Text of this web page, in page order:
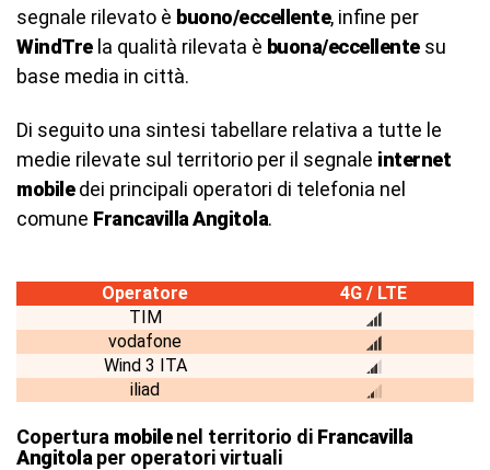
segnale rilevato è buono/eccellente, infine per
WindTrela qualità rilevata è buona/eccellentesu
base media in città.
Di seguito una sintesi tabellare relativa a tutte le
medie rilevate sul territorio per il segnale internet
mobiledei principali operatori di telefonia nel
comune Francavilla Angitola.
Operatore
4G / LTE
TIM
vodafone
Wind 3 ITA
iliad
Copertura mobilenel territorio di Francavilla
Angitola per operatori virtuali